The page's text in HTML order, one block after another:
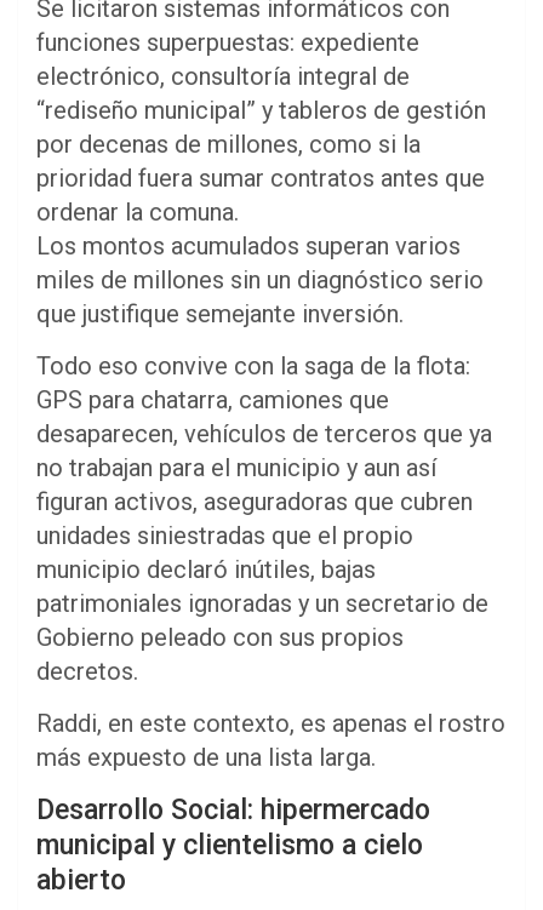
Se licitaron sistemas informáticos con
funciones superpuestas: expediente
electrónico, consultoría integral de
“rediseño municipal” y tableros de gestión
por decenas de millones, como si la
prioridad fuera sumar contratos antes que
ordenar la comuna.
Los montos acumulados superan varios
miles de millones sin un diagnóstico serio
que justifique semejante inversión.
Todo eso convive con la saga de la flota:
GPS para chatarra, camiones que
desaparecen, vehículos de terceros que ya
no trabajan para el municipio y aun así
figuran activos, aseguradoras que cubren
unidades siniestradas que el propio
municipio declaró inútiles, bajas
patrimoniales ignoradas y un secretario de
Gobierno peleado con sus propios
decretos.
Raddi, en este contexto, es apenas el rostro
más expuesto de una lista larga.
Desarrollo Social: hipermercado
municipal y clientelismo a cielo
abierto